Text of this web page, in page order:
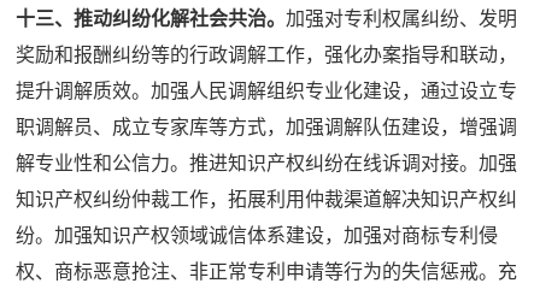
十三、推动纠纷化解社会共治。加强对专利权属纠纷、发明
奖励和报酬纠纷等的行政调解工作，强化办案指导和联动，
提升调解质效。加强人民调解组织专业化建设，通过设立专
职调解员、成立专家库等方式，加强调解队伍建设，增强调
解专业性和公信力。推进知识产权纠纷在线诉调对接。加强
知识产权纠纷仲裁工作，拓展利用仲裁渠道解决知识产权纠
纷。加强知识产权领域诚信体系建设，加强对商标专利侵
权、商标恶意抢注、非正常专利申请等行为的失信惩戒。充